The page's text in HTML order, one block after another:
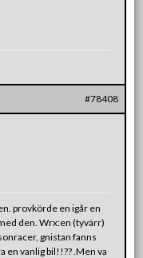
#78408
provkörde en igår en
den. Wrx:en (tyvärr)
gnistan fanns
en vanlig bil!!?? .Men va